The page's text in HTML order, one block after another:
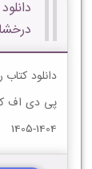
دانلود
پی دی اف
1404-1405